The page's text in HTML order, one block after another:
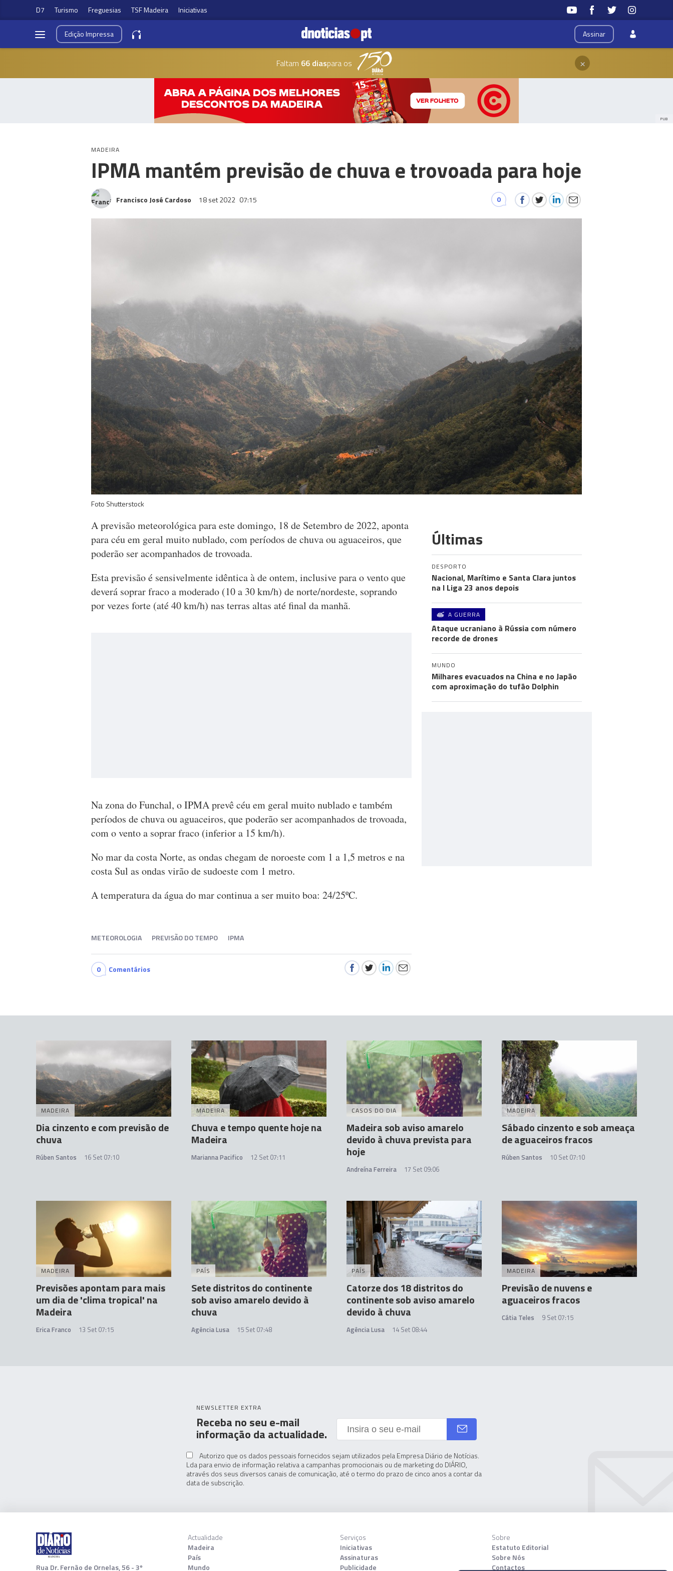
D7 Turismo Freguesias TSF Madeira Iniciativas
Assinar
EdiçãoImpressa
Faltam 66 diaspara os ×
PUB
MADEIRA
IPMA mantém previsão de chuva e trovoada para hoje
Francisco José Cardoso 18 set 2022 07:15 0
Foto Shutterstock
A previsão meteorológica para este domingo, 18 de Setembro de 2022, aponta
para céu em geral muito nublado, com períodos de chuva ou aguaceiros, que
poderão ser acompanhados de trovoada.
Esta previsão é sensivelmente idêntica à de ontem, inclusive para o vento que
deverá soprar fraco a moderado (10 a 30 km/h) de norte/nordeste, soprando
por vezes forte (até 40 km/h) nas terras altas até final da manhã.
Na zona do Funchal, o IPMA prevê céu em geral muito nublado e também
períodos de chuva ou aguaceiros, que poderão ser acompanhados de trovoada,
com o vento a soprar fraco (inferior a 15 km/h).
No mar da costa Norte, as ondas chegam de noroeste com 1 a 1,5 metros e na
costa Sul as ondas virão de sudoeste com 1 metro.
A temperatura da água do mar continua a ser muito boa: 24/25ºC.
METEOROLOGIA PREVISÃO DO TEMPO IPMA
0 Comentários
Últimas
DESPORTO
Nacional, Marítimo e Santa Clara juntos
na I Liga 23 anos depois
A GUERRA
Ataque ucraniano à Rússia com número
recorde de drones
MUNDO
Milhares evacuados na China e no Japão
com aproximação do tufão Dolphin
MADEIRA
Dia cinzento e com previsão de
chuva
Rúben Santos 16 Set 07:10
MADEIRA
Chuva e tempo quente hoje na
Madeira
Marianna Pacifico 12 Set 07:11
CASOS DO DIA
Madeira sob aviso amarelo
devido à chuva prevista para
hoje
Andreína Ferreira 17 Set 09:06
MADEIRA
Sábado cinzento e sob ameaça
de aguaceiros fracos
Rúben Santos 10 Set 07:10
MADEIRA
Previsões apontam para mais
um dia de 'clima tropical' na
Madeira
Erica Franco 13 Set 07:15
PAÍS
Sete distritos do continente
sob aviso amarelo devido à
chuva
Agência Lusa 15 Set 07:48
PAÍS
Catorze dos 18 distritos do
continente sob aviso amarelo
devido à chuva
Agência Lusa 14 Set 08:44
MADEIRA
Previsão de nuvens e
aguaceiros fracos
Cátia Teles 9 Set 07:15
NEWSLETTER EXTRA
Receba no seu e-mail
informação da actualidade.
Autorizo que os dados pessoais fornecidos sejam utilizados pela Empresa Diário de Notícias.
Lda para envio de informação relativa a campanhas promocionais ou de marketing do DIÁRIO,
através dos seus diversos canais de comunicação, até o termo do prazo de cinco anos a contar da
data de subscrição.
Rua Dr. Fernão de Ornelas, 56 - 3º
Actualidade
Madeira
País
Mundo
Serviços
Iniciativas
Assinaturas
Publicidade
Sobre
Estatuto Editorial
Sobre Nós
Contactos